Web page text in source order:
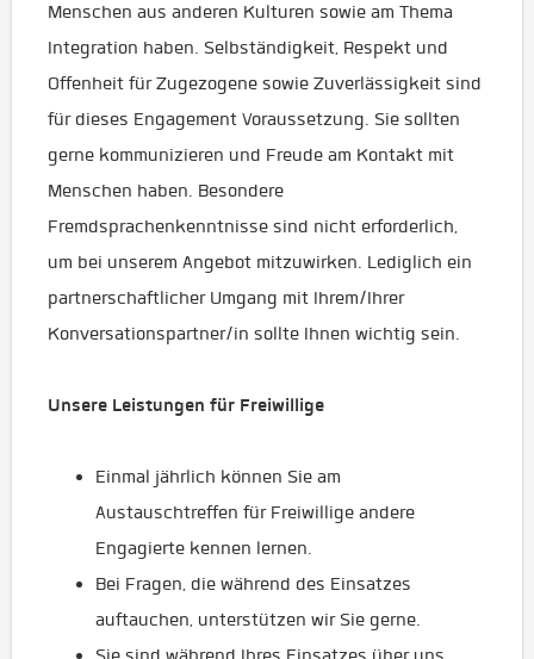
Menschen aus anderen Kulturen sowie am Thema
Integration haben. Selbständigkeit, Respekt und
Offenheit für Zugezogene sowie Zuverlässigkeit sind
für dieses Engagement Voraussetzung. Sie sollten
gerne kommunizieren und Freude am Kontakt mit
Menschen haben. Besondere
Fremdsprachenkenntnisse sind nicht erforderlich,
um bei unserem Angebot mitzuwirken. Lediglich ein
partnerschaftlicher Umgang mit Ihrem/Ihrer
Konversationspartner/in sollte Ihnen wichtig sein.
Unsere Leistungen für Freiwillige
Einmal jährlich können Sie am
Austauschtreffen für Freiwillige andere
Engagierte kennen lernen.
Bei Fragen, die während des Einsatzes
auftauchen, unterstützen wir Sie gerne.